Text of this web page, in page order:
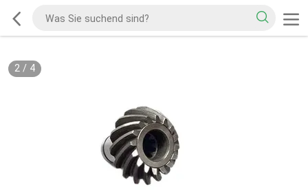
2/ 4